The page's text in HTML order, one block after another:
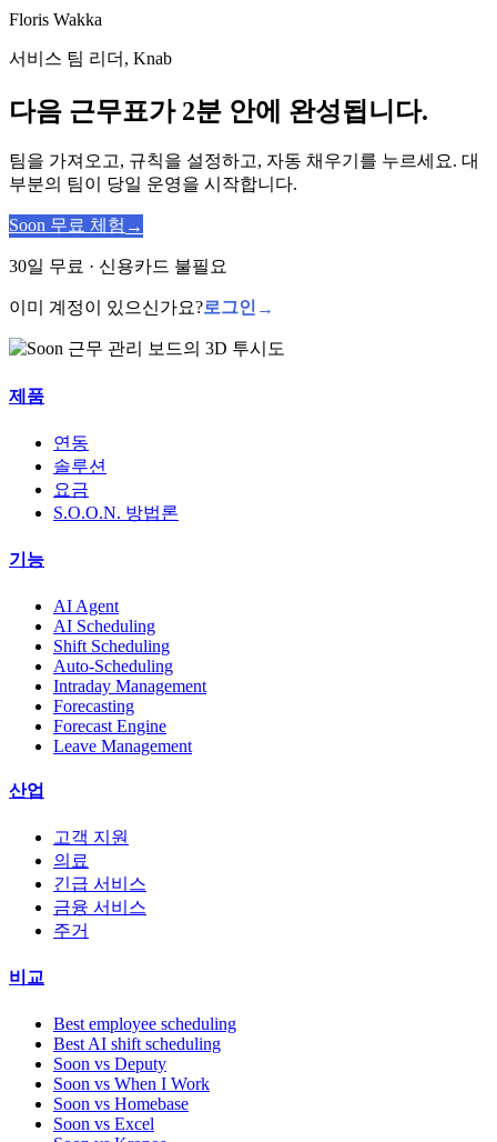
Floris Wakka
서비스 팀 리더, Knab
다음 근무표가 2분 안에 완성됩니다.
팀을 가져오고, 규칙을 설정하고, 자동 채우기를 누르세요. 대
부분의 팀이 당일 운영을 시작합니다.
Soon 무료 체험 →
30일 무료 · 신용카드 불필요
이미 계정이 있으신가요?로그인 →
제품
연동
솔루션
요금
S.O.O.N. 방법론
기능
AI Agent
AI Scheduling
Shift Scheduling
Auto-Scheduling
Intraday Management
Forecasting
Forecast Engine
Leave Management
산업
고객 지원
의료
긴급 서비스
금융 서비스
주거
비교
Best employee scheduling
Best AI shift scheduling
Soon vs Deputy
Soon vs When I Work
Soon vs Homebase
Soon vs Excel